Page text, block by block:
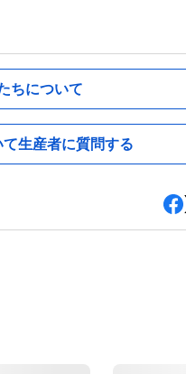
ちについて
生産者に質問する